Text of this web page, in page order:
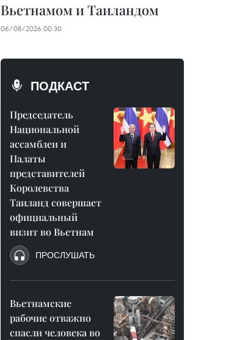
Вьетнамом и Таиландом
06/08/2026 00:30
ПОДКАСТ
Председатель
Национальной
ассамблеи и
Палаты
представителей
Королевства
Таиланд совершает
официальный
визит во Вьетнам
ПРОСЛУШАТЬ
Вьетнамские
рабочие отважно
спасли человека во